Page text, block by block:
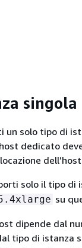
singola
un solo tipo di
dedicato
solo il tipo di
su
dipende dal
tipo di istanza